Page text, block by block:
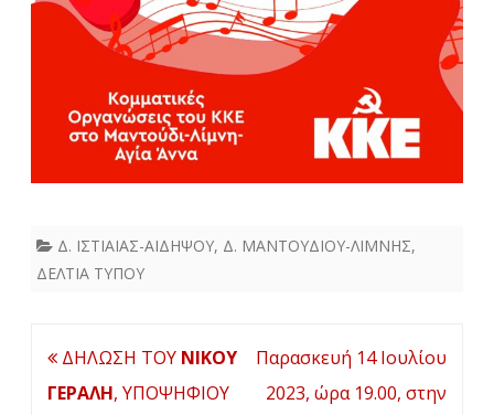
Δ. ΙΣΤΙΑΙΑΣ-ΑΙΔΗΨΟΥ, Δ. ΜΑΝΤΟΥΔΙΟΥ-ΛΙΜΝΗΣ,
ΔΕΛΤΙΑ ΤΥΠΟΥ
Πλοήγηση
άρθρων
ΔΗΛΩΣΗ ΤΟΥ ΝΙΚΟΥ
ΓΕΡΑΛΗ, ΥΠΟΨΗΦΙΟΥ
Παρασκευή 14 Ιουλίου
2023, ώρα 19.00, στην